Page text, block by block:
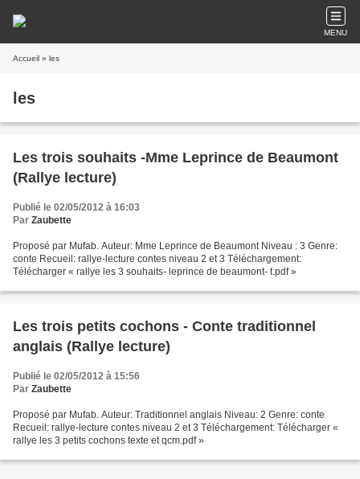
MENU
Accueil » les
les
Les trois souhaits -Mme Leprince de Beaumont
(Rallye lecture)
Publié le 02/05/2012 à 16:03
Par Zaubette
Proposé par Mufab. Auteur: Mme Leprince de Beaumont Niveau : 3 Genre:
conte Recueil: rallye-lecture contes niveau 2 et 3 Téléchargement:
Télécharger « rallye les 3 souhaits- leprince de beaumont- t.pdf »
Les trois petits cochons - Conte traditionnel
anglais (Rallye lecture)
Publié le 02/05/2012 à 15:56
Par Zaubette
Proposé par Mufab. Auteur: Traditionnel anglais Niveau: 2 Genre: conte
Recueil: rallye-lecture contes niveau 2 et 3 Téléchargement: Télécharger «
rallye les 3 petits cochons texte et qcm.pdf »